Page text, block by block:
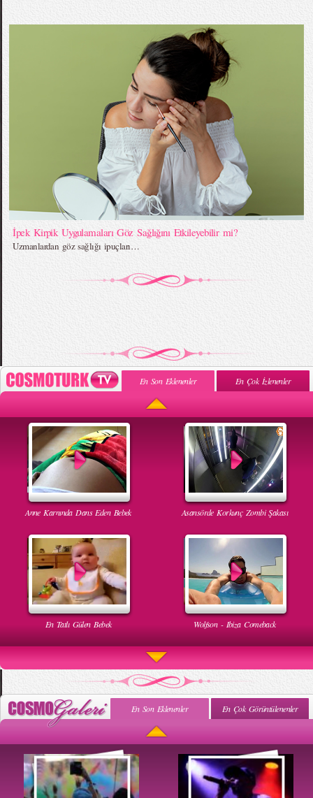
İpek Kirpik Uygulamaları Göz Sağlığını Etkileyebilir mi?
Uzmanlardan göz sağlığı ipuçları…
En Son Eklenenler En Çok İzlenenler
Anne Karnında Dans Eden Bebek Asansörde Korkunç Zombi Şakası
En Tatlı Gülen Bebek Wolfson - Ibiza Comeback
Uyuyan Bebeğe Gangnam Dinletilirse Ne Olur
En Son Eklenenler En Çok Görüntülenenler